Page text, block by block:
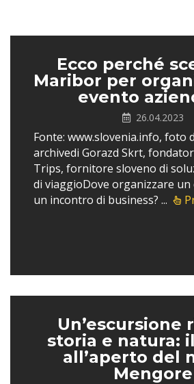
Ecco perché
Maribor per
evento
26.04.2023
Fonte: www.slovenia.info, foto
archivedi Gorazd Skrt,
Trips, fornitore sloveno di
di viaggioDove organizzare un
un incontro di business? ...
Un’escursione
storia e natura:
all’aperto del
Mengore